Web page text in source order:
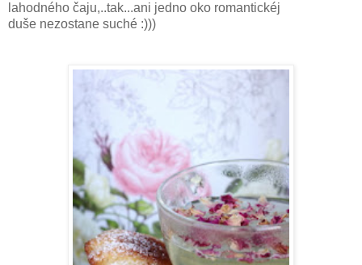
lahodného čaju,..tak...ani jedno oko romantickéj
duše nezostane suché :)))